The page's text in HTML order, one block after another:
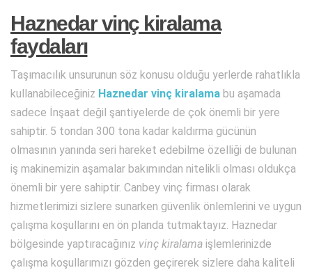
Haznedar vinç kiralama
faydaları
Taşımacılık unsurunun söz konusu olduğu yerlerde rahatlıkla
kullanabileceğiniz Haznedar vinç kiralama bu aşamada
sadece İnşaat değil şantiyelerde de çok önemli bir yere
sahiptir. 5 tondan 300 tona kadar kaldırma gücünün
olmasının yanında seri hareket edebilme özelliği de bulunan
iş makinemizin aşamalar bakımından nitelikli olması oldukça
önemli bir yere sahiptir. Canbey vinç firması olarak
hizmetlerimizi sizlere sunarken güvenlik önlemlerini ve uygun
çalışma koşullarını en ön planda tutmaktayız. Haznedar
bölgesinde yaptıracağınız vinç kiralama işlemlerinizde
çalışma koşullarımızı gözden geçirerek sizlere daha kaliteli